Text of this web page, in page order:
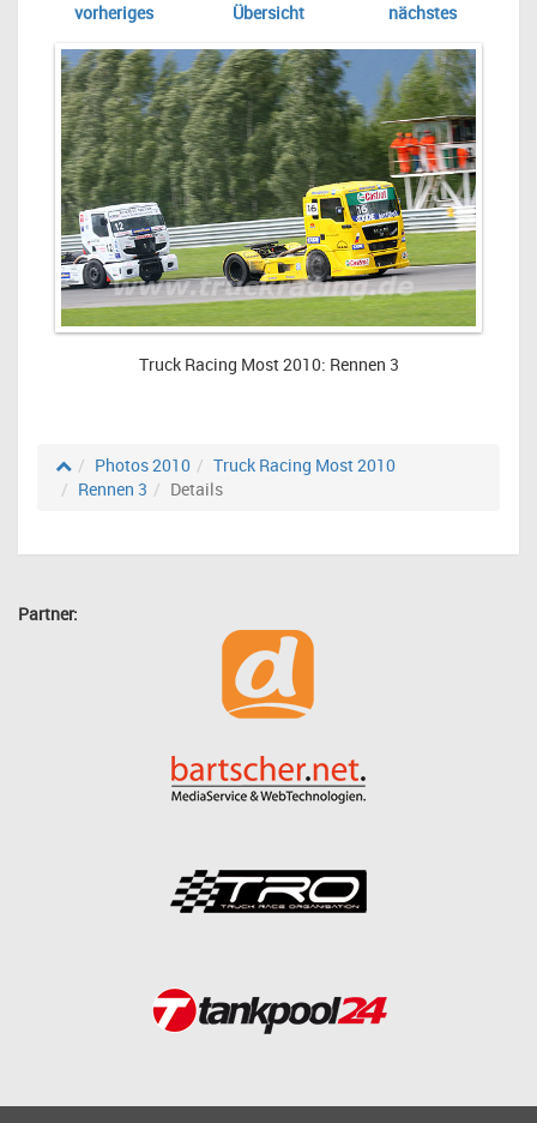
vorheriges Übersicht nächstes
Truck Racing Most 2010: Rennen 3
Photos 2010
Truck Racing Most 2010
Rennen 3
Details
Partner: